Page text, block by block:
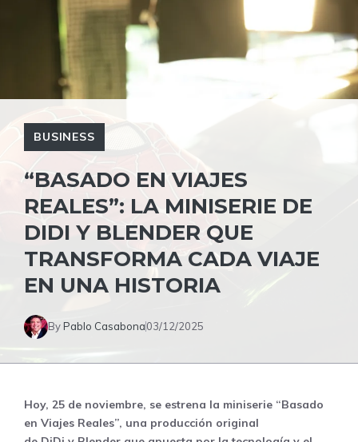
BUSINESS
“BASADO EN VIAJES
REALES”: LA MINISERIE DE
DIDI Y BLENDER QUE
TRANSFORMA CADA VIAJE
EN UNA HISTORIA
By Pablo Casabona03/12/2025
Hoy, 25 de noviembre, se estrena la miniserie “Basado
en Viajes Reales”, una producción original